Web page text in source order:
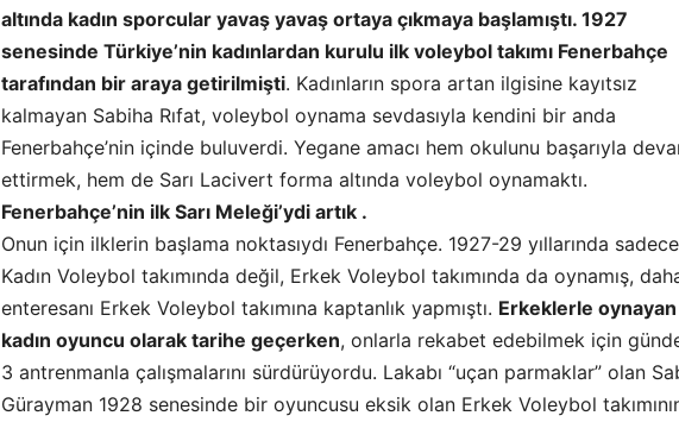
altında kadın sporcular yavaş yavaş ortaya çıkmaya başlamıştı. 1927
senesinde Türkiye’nin kadınlardan kurulu ilk voleybol takımı Fenerbahçe
tarafından bir araya getirilmişti. Kadınların spora artan ilgisine kayıtsız
kalmayan Sabiha Rıfat, voleybol oynama sevdasıyla kendini bir anda
Fenerbahçe’nin içinde buluverdi. Yegane amacı hem okulunu başarıyla
ettirmek, hem de Sarı Lacivert forma altında voleybol oynamaktı.
Fenerbahçe’nin ilk Sarı Meleği’ydi artık .
Onun için ilklerin başlama noktasıydı Fenerbahçe. 1927-29 yıllarında sadece
Kadın Voleybol takımında değil, Erkek Voleybol takımında da oynamış,
enteresanı Erkek Voleybol takımına kaptanlık yapmıştı. Erkeklerle oynayan
kadın oyuncu olarak tarihe geçerken, onlarla rekabet edebilmek için
3 antrenmanla çalışmalarını sürdürüyordu. Lakabı “uçan parmaklar” olan
Gürayman 1928 senesinde bir oyuncusu eksik olan Erkek Voleybol